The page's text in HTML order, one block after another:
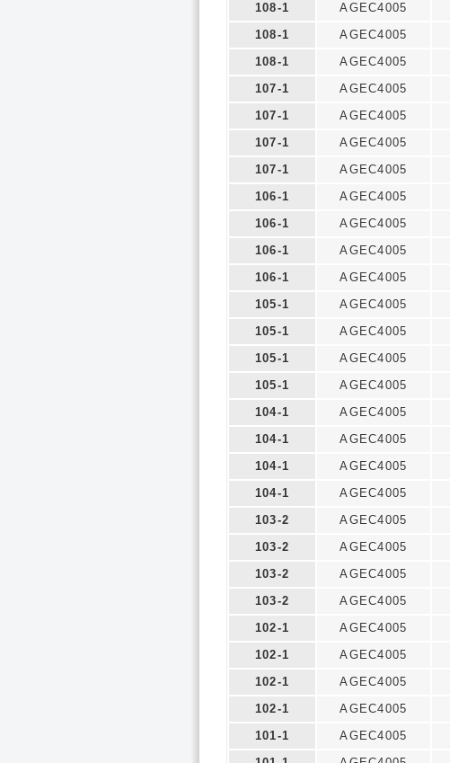
108-1
AGEC4005
108-1
AGEC4005
108-1
AGEC4005
107-1
AGEC4005
107-1
AGEC4005
107-1
AGEC4005
107-1
AGEC4005
106-1
AGEC4005
106-1
AGEC4005
106-1
AGEC4005
106-1
AGEC4005
105-1
AGEC4005
105-1
AGEC4005
105-1
AGEC4005
105-1
AGEC4005
104-1
AGEC4005
104-1
AGEC4005
104-1
AGEC4005
104-1
AGEC4005
103-2
AGEC4005
103-2
AGEC4005
103-2
AGEC4005
103-2
AGEC4005
102-1
AGEC4005
102-1
AGEC4005
102-1
AGEC4005
102-1
AGEC4005
101-1
AGEC4005